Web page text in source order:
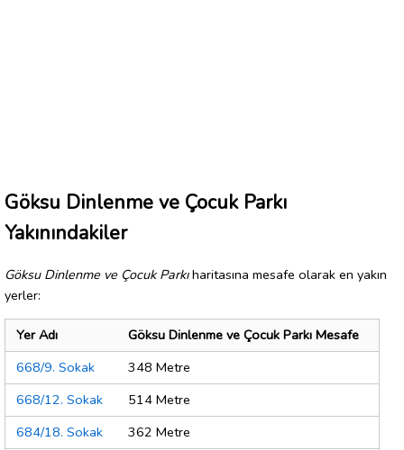
Göksu Dinlenme ve Çocuk Parkı
Yakınındakiler
Göksu Dinlenme ve Çocuk Parkıharitasına mesafe olarak en yakın
yerler:
Yer Adı
Göksu Dinlenme ve Çocuk Parkı Mesafe
668/9. Sokak
348 Metre
668/12. Sokak
514 Metre
684/18. Sokak
362 Metre